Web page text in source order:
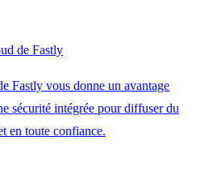
de Fastly
Fastly vous donne un avantage
sécurité intégrée pour diffuser du
en toute confiance.